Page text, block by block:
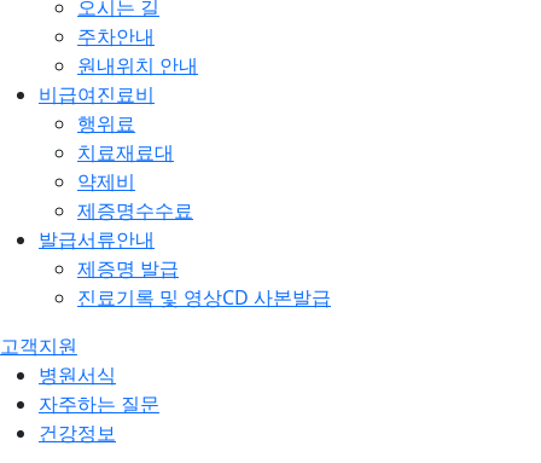
오시는 길
주차안내
원내위치 안내
비급여진료비
행위료
치료재료대
약제비
제증명수수료
발급서류안내
제증명 발급
진료기록 및 영상CD 사본발급
고객지원
병원서식
자주하는 질문
건강정보